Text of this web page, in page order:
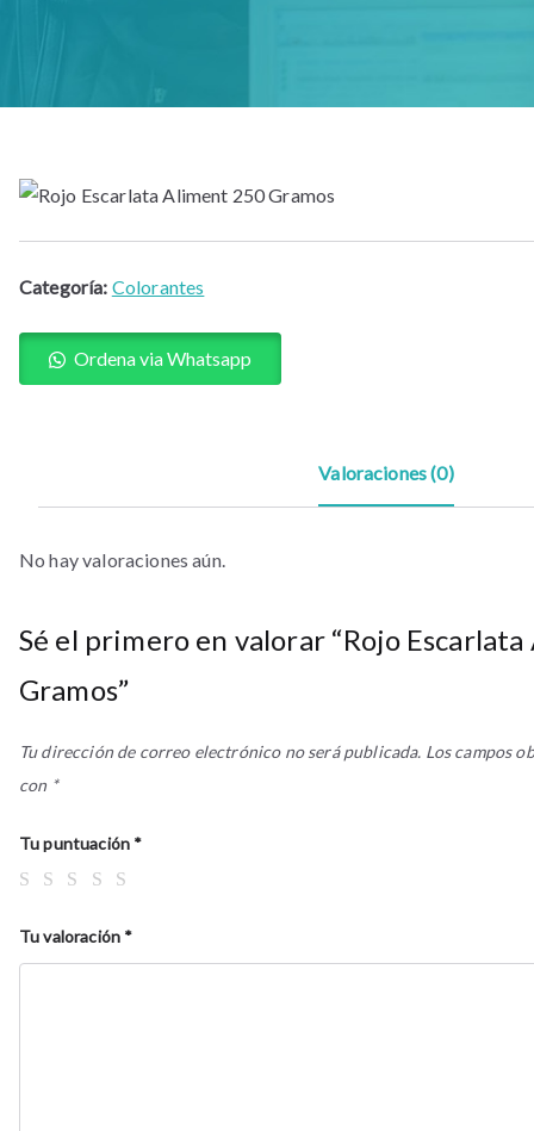
Categoría: Colorantes
Ordena via Whatsapp
Valoraciones (0)
No hay valoraciones aún.
Sé el primero en valorar “Rojo
Gramos”
Tu dirección de correo electrónico no será publicada. Los campos
con *
Tu puntuación *
Tu valoración *